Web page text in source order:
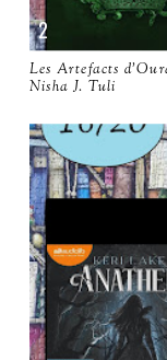
Les Artefacts
Nisha J. Tuli